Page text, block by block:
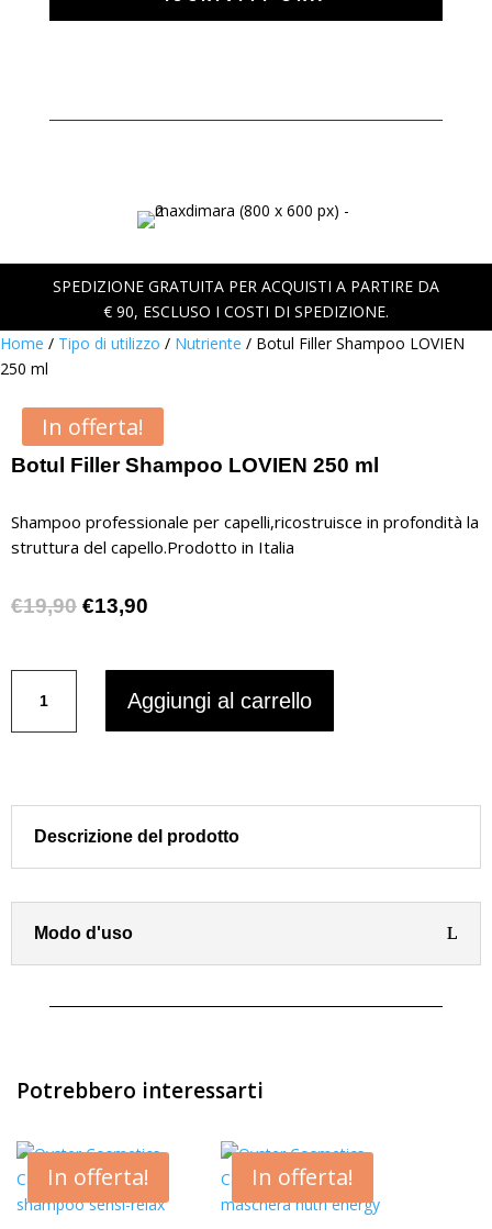
SPEDIZIONE GRATUITA PER ACQUISTI A PARTIRE DA
€ 90, ESCLUSO I COSTI DI SPEDIZIONE.
Home / Tipo di utilizzo / Nutriente / Botul Filler Shampoo LOVIEN
250 ml
In offerta!
Botul Filler Shampoo LOVIEN 250 ml
Shampoo professionale per capelli,ricostruisce in profondità la
struttura del capello.Prodotto in Italia
€19,90 Il
€19,90.
€13,90
€13,90.
Filler
Shampoo
ml
quantità
Aggiungi al carrello
Descrizione del prodotto
Modo d'uso
Potrebbero interessarti
In offerta! In offerta!